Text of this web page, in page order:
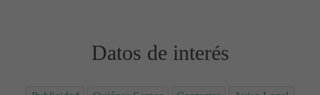
Datos de interés